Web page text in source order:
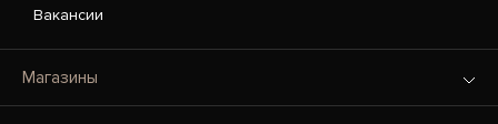
Вакансии
Магазины